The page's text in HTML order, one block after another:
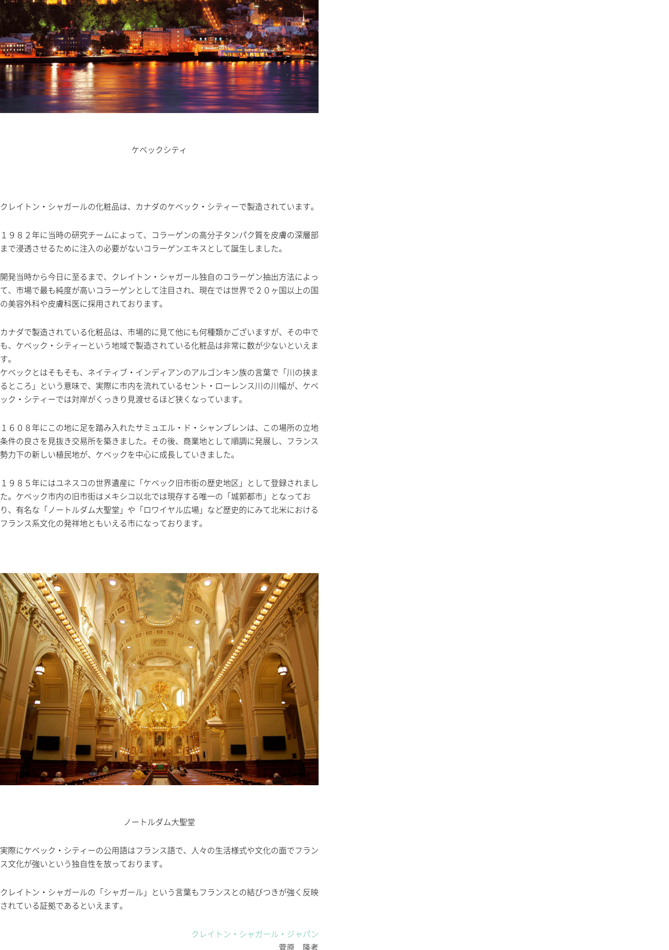
ケベックシティ
クレイトン・シャガールの化粧品は、カナダのケベック・シティーで製造されています。
１９８２年に当時の研究チームによって、コラーゲンの高分子タンパク質を皮膚の深層部
まで浸透させるために注入の必要がないコラーゲンエキスとして誕生しました。
開発当時から今日に至るまで、クレイトン・シャガール独自のコラーゲン抽出方法によっ
て、市場で最も純度が高いコラーゲンとして注目され、現在では世界で２０ヶ国以上の国
の美容外科や皮膚科医に採用されております。
カナダで製造されている化粧品は、市場的に見て他にも何種類かございますが、その中で
も、ケベック・シティーという地域で製造されている化粧品は非常に数が少ないといえま
す。
ケベックとはそもそも、ネイティブ・インディアンのアルゴンキン族の言葉で「川の挟ま
るところ」という意味で、実際に市内を流れているセント・ローレンス川の川幅が、ケベ
ック・シティーでは対岸がくっきり見渡せるほど狭くなっています。
１６０８年にこの地に足を踏み入れたサミュエル・ド・シャンブレンは、この場所の立地
条件の良さを見抜き交易所を築きました。その後、商業地として順調に発展し、フランス
勢力下の新しい植民地が、ケベックを中心に成長していきました。
１９８５年にはユネスコの世界遺産に「ケベック旧市街の歴史地区」として登録されまし
た。ケベック市内の旧市街はメキシコ以北では現存する唯一の「城郭都市」となってお
り、有名な「ノートルダム大聖堂」や「ロワイヤル広場」など歴史的にみて北米における
フランス系文化の発祥地ともいえる市になっております。
ノートルダム大聖堂
実際にケベック・シティーの公用語はフランス語で、人々の生活様式や文化の面でフラン
ス文化が強いという独自性を放っております。
クレイトン・シャガールの「シャガール」という言葉もフランスとの結びつきが強く反映
されている証拠であるといえます。
クレイトン・シャガール・ジャパン
菅原 隆考